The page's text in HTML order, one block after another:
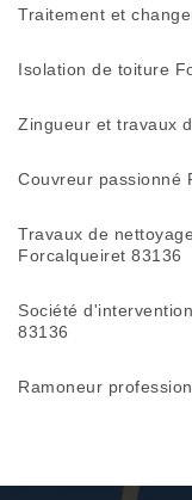
Traitement et
Isolation de toiture
Zingueur et travaux
Couvreur passionné
Travaux de
Forcalqueiret 83136
Société
83136
Ramoneur